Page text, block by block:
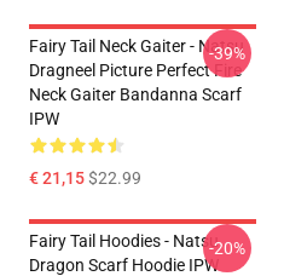
Fairy Tail Neck Gaiter - Natsu
Dragneel Picture Perfect Fire
Neck Gaiter Bandanna Scarf
IPW
€ 21,15$22.99
-39%
Fairy Tail Hoodies - Natsu
Dragon Scarf Hoodie IPW
-20%